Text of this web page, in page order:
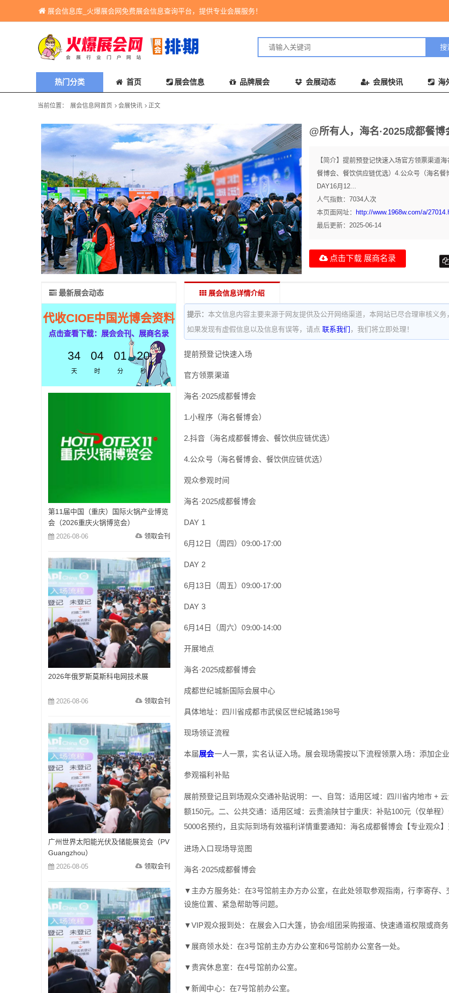
展会信息库_火爆展会网免费展会信息查询平台，提供专业会展服务！
热门分类 首页 展会信息 品牌展会 会展动态 会展快讯 海
当前位置： 展会信息网首页 会展快讯 正文
@所有人，海名·2025成都餐
【简介】 提前预登记快速入场官方领票渠道
餐博会、餐饮供应链优选）4.公众号（海名
DAY16月12...
人气指数： 7034人次
本页面网址：
http://www.1968w.com/a/
最后更新： 2025-06-14
点击下载 展商名录
展会信息详情介绍
提示： 本文信息内容主要来源于网友提供及公开网络渠道，本网站已尽合理审核义
如果发现有虚假信息以及信息有误等，请点 联系我们 ，我们将立即处理！
提前预登记快速入场
官方领票渠道
海名·2025成都餐博会
1.小程序（海名餐博会）
2.抖音（海名成都餐博会、餐饮供应链优选）
4.公众号（海名餐博会、餐饮供应链优选）
观众参观时间
海名·2025成都餐博会
DAY 1
6月12日（周四）09:00-17:00
DAY 2
6月13日（周五）09:00-17:00
DAY 3
6月14日（周六）09:00-14:00
开展地点
海名·2025成都餐博会
成都世纪城新国际会展中心
具体地址：四川省成都市武侯区世纪城路198号
现场领证流程
本届展会一人一票，实名认证入场。展会现场需按以下流程领票入场：添加企
参观福利补贴
展前预登记且到场观众交通补贴说明：一、自驾：适用区域：四川省内地市 +
额150元。二、公共交通：适用区域：云贵渝陕甘宁重庆：补贴100元（仅单程
5000名预约，且实际到场有效福利详情重要通知：海名成都餐博会【专业观众】
进场入口现场导览图
海名·2025成都餐博会
▼主办方服务处：在3号馆前主办方办公室，在此处领取参观指南，行李寄存、
设施位置、紧急帮助等问题。
▼VIP观众报到处：在展会入口大篷，协会/组团采购报道、快速通道权限或商务
▼展商领水处：在3号馆前主办方办公室和6号馆前办公室各一处。
▼贵宾休息室：在4号馆前办公室。
▼新闻中心：在7号馆前办公室。
最新展会动态
代收CIOE中国光博会资料
点击查看下载：展会会刊、展商名录
34
天
04
时
01
分
19
秒
第11届中国（重庆）国际火锅产业博览
会（2026重庆火锅博览会）
2026-08-06 领取会刊
2026年俄罗斯莫斯科电网技术展
2026-08-06 领取会刊
广州世界太阳能光伏及储能展览会（PV
Guangzhou）
2026-08-05 领取会刊